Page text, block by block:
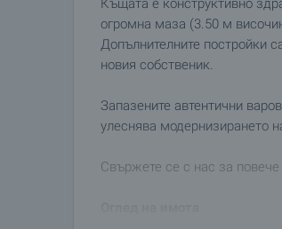
Къщата е конструктивно
огромна маза (3.50 м
Допълнителните постройки
новия собственик.
Запазените автентични
улеснява модернизирането
Свържете се с нас за